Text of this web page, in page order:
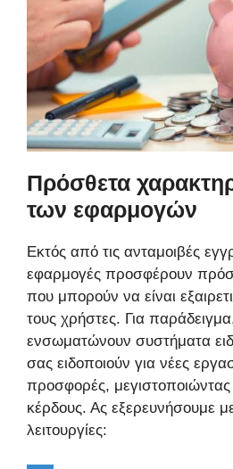
Πρόσθετα
των εφαρμογών
Εκτός από τις ανταμοιβές
εφαρμογές προσφέρουν
που μπορούν να είναι
τους χρήστες. Για
ενσωματώνουν συστήματα
σας ειδοποιούν για νέες
προσφορές, μεγιστοποιώντας
κέρδους. Ας εξερευνήσουμε
λειτουργίες: